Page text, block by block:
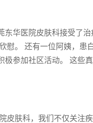
华医院皮肤科接受了治
。 还有一位阿姨，患
参加社区活动。 这些
皮肤科，我们不仅关注